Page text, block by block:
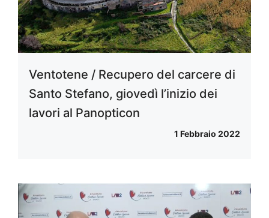
Ventotene / Recupero del carcere di
Santo Stefano, giovedì l’inizio dei
lavori al Panopticon
1 Febbraio 2022